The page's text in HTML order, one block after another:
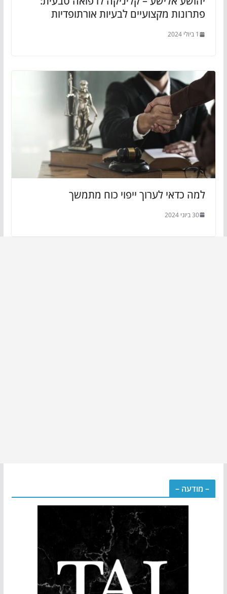
פתרונות מקצועיים לבעיות אורתופדיות
1 ביולי 2024
למה כדאי לערוך ייפוי כוח מתמשך
30 ביוני 2024
– מודעה –